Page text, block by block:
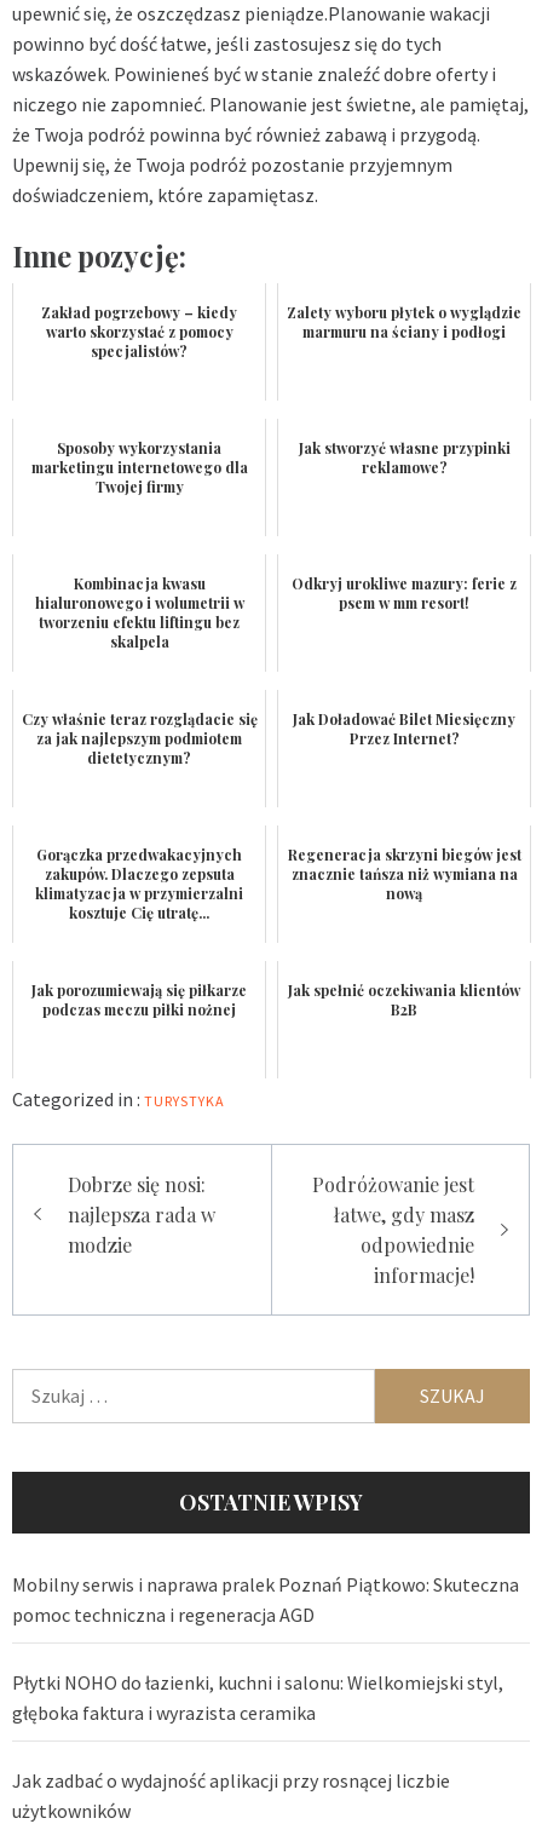
upewnić się, że oszczędzasz pieniądze.Planowanie wakacji
powinno być dość łatwe, jeśli zastosujesz się do tych
wskazówek. Powinieneś być w stanie znaleźć dobre oferty i
niczego nie zapomnieć. Planowanie jest świetne, ale pamiętaj,
że Twoja podróż powinna być również zabawą i przygodą.
Upewnij się, że Twoja podróż pozostanie przyjemnym
doświadczeniem, które zapamiętasz.
Inne pozycję:
Zakład pogrzebowy – kiedy
warto skorzystać z pomocy
specjalistów?
Zalety wyboru płytek o wyglądzie
marmuru na ściany i podłogi
Sposoby wykorzystania
marketingu internetowego dla
Twojej firmy
Jak stworzyć własne przypinki
reklamowe?
Kombinacja kwasu
hialuronowego i wolumetrii w
tworzeniu efektu liftingu bez
skalpela
Odkryj urokliwe mazury: ferie z
psem w mm resort!
Czy właśnie teraz rozglądacie się
za jak najlepszym podmiotem
dietetycznym?
Jak Doładować Bilet Miesięczny
Przez Internet?
Gorączka przedwakacyjnych
zakupów. Dlaczego zepsuta
klimatyzacja w przymierzalni
kosztuje Cię utratę...
Regeneracja skrzyni biegów jest
znacznie tańsza niż wymiana na
nową
Jak porozumiewają się piłkarze
podczas meczu piłki nożnej
Jak spełnić oczekiwania klientów
B2B
Categorized in : TURYSTYKA
wpisuDobrze się nosi:
najlepsza rada w
modzie
Podróżowanie jest
łatwe, gdy masz
odpowiednie
informacje!
OSTATNIE WPISY
Mobilny serwis i naprawa pralek Poznań Piątkowo: Skuteczna
pomoc techniczna i regeneracja AGD
Płytki NOHO do łazienki, kuchni i salonu: Wielkomiejski styl,
głęboka faktura i wyrazista ceramika
Jak zadbać o wydajność aplikacji przy rosnącej liczbie
użytkowników